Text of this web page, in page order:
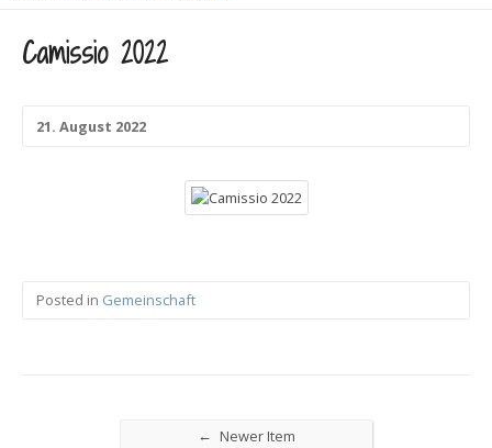
Camissio 2022
21. August 2022
Posted in Gemeinschaft
← Newer Item